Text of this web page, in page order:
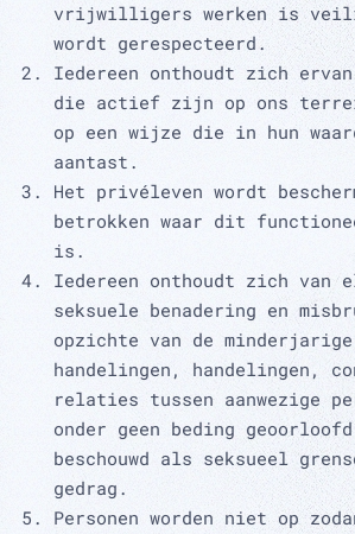
vrijwilligers werken is
wordt gerespecteerd.
Iedereen onthoudt zich ervan
die actief zijn op ons
op een wijze die in hun
aantast.
Het privéleven wordt
betrokken waar dit
is.
Iedereen onthoudt zich van
seksuele benadering en
opzichte van de
handelingen, handelingen,
relaties tussen aanwezige
onder geen beding
beschouwd als seksueel
gedrag.
Personen worden niet op